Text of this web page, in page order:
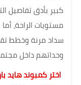
كبير بأدق تفاصيل
مستويات الراحة،
سداد مرنة وخطط
وحداتهم داخل
اختر كمبوند هايد